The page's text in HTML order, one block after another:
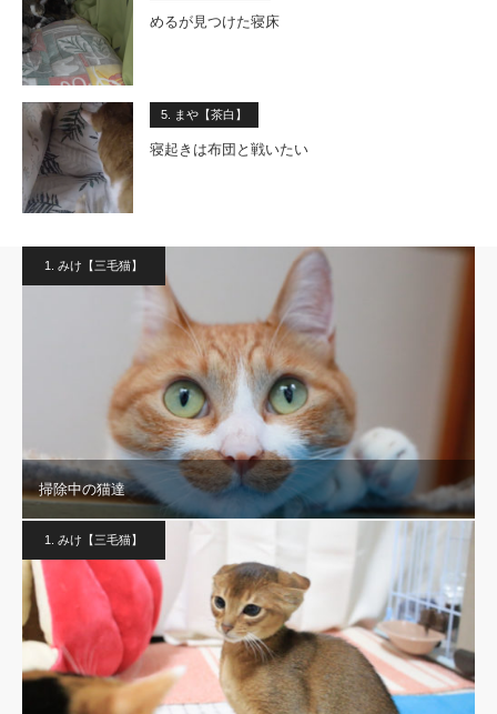
めるが見つけた寝床
5. まや【茶白】
寝起きは布団と戦いたい
1. みけ【三毛猫】
掃除中の猫達
1. みけ【三毛猫】